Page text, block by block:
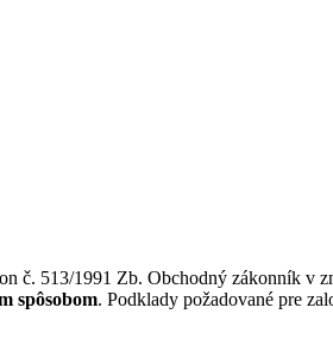
č. 513/1991 Zb. Obchodný zákonník v
spôsobom. Podklady požadované pre